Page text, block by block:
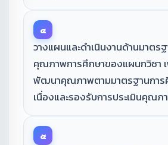
๔
วางแผนและดำเนินงานด้านมาตร
คุณภาพการศึกษาของแผนกวิชา
พัฒนาคุณภาพตามมาตรฐานการ
เนื่องและรองรับการประเมินคุณ
๕